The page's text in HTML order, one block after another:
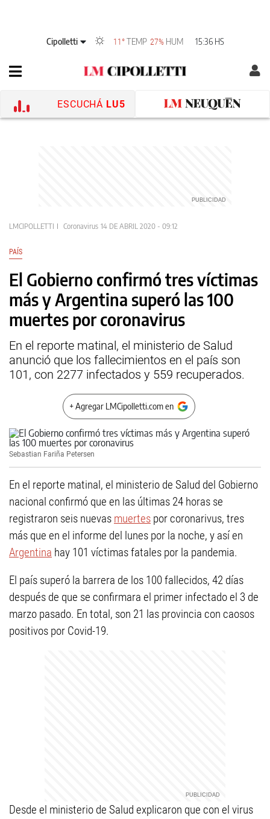
Cipolletti 11° TEMP 27% HUM 15:36 HS
ESCUCHÁ LU5
LMCIPOLLETTI Coronavirus 14 DE ABRIL 2020 - 09:12
PAÍS
El Gobierno confirmó tres víctimas
más y Argentina superó las 100
muertes por coronavirus
En el reporte matinal, el ministerio de Salud
anunció que los fallecimientos en el país son
101, con 2277 infectados y 559 recuperados.
+ Agregar LMCipolletti.com en
Sebastian Fariña Petersen
En el reporte matinal, el ministerio de Salud del Gobierno
nacional confirmó que en las últimas 24 horas se
registraron seis nuevas muertes por coronarivus, tres
más que en el informe del lunes por la noche, y así en
Argentina hay 101 víctimas fatales por la pandemia.
El país superó la barrera de los 100 fallecidos, 42 días
después de que se confirmara el primer infectado el 3 de
marzo pasado. En total, son 21 las provincia con caosos
positivos por Covid-19.
Desde el ministerio de Salud explicaron que con el virus